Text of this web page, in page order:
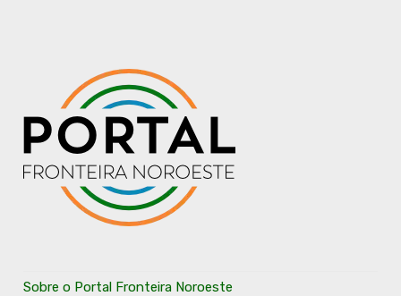
Sobre o Portal Fronteira Noroeste